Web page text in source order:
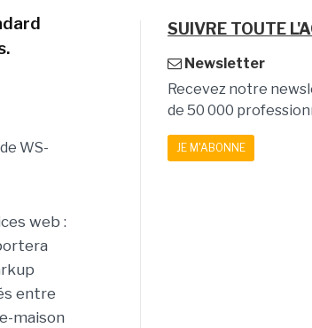
web :
entre
maison
SUIVRE TOUTE
Newsletter
Recevez notre
de 50 000
JE M'ABONNE